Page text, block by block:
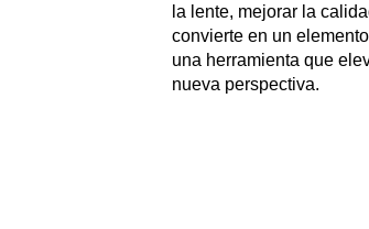
la lente, mejorar la
convierte en un
una herramienta que
nueva perspectiva.